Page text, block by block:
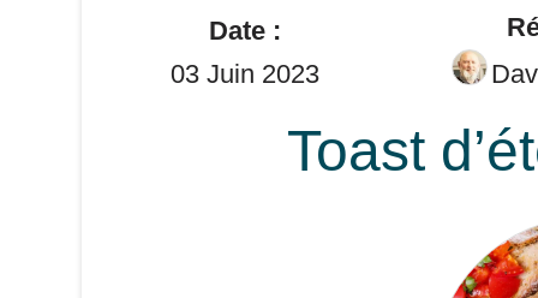
Date :
03 Juin 2023
Toast